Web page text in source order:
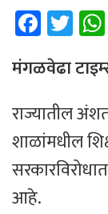
Fa
ce
b
o
ok
T
wi
tt
er
मंगळवेढा
राज्यातील
शाळांमधील
आहे.